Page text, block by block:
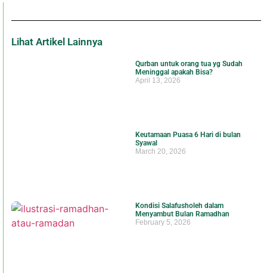
Lihat Artikel Lainnya
Qurban untuk orang tua yg Sudah
Meninggal apakah Bisa?
April 13, 2026
Keutamaan Puasa 6 Hari di bulan
Syawal
March 20, 2026
Kondisi Salafusholeh dalam
Menyambut Bulan Ramadhan
February 5, 2026